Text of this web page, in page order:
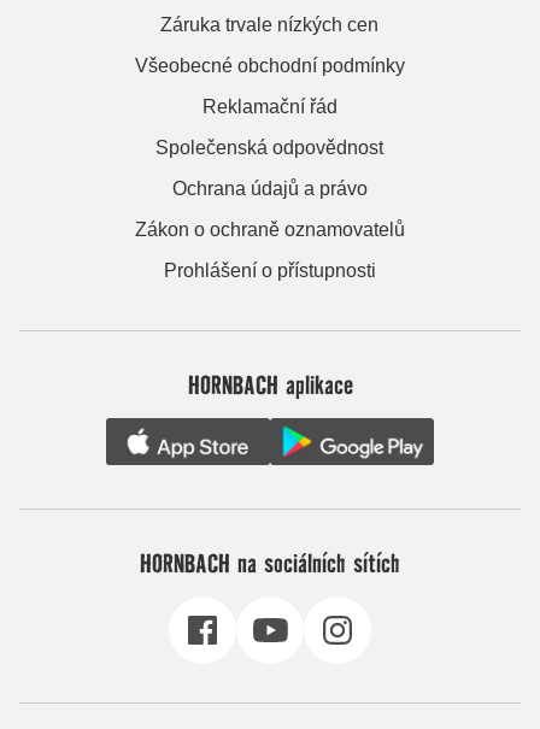
Záruka trvale nízkých cen
Všeobecné obchodní podmínky
Reklamační řád
Společenská odpovědnost
Ochrana údajů a právo
Zákon o ochraně oznamovatelů
Prohlášení o přístupnosti
HORNBACH aplikace
HORNBACH na sociálních sítích